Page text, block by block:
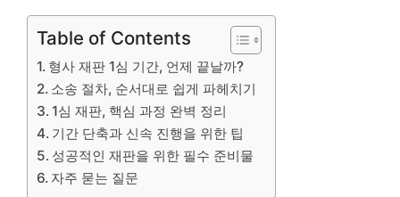
Table of Contents
형사 재판 1심 기간, 언제 끝날까?
소송 절차, 순서대로 쉽게 파헤치기
1심 재판, 핵심 과정 완벽 정리
기간 단축과 신속 진행을 위한 팁
성공적인 재판을 위한 필수 준비물
자주 묻는 질문